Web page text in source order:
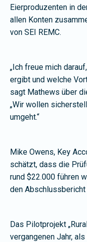
Eierproduzenten in
allen Konten
von SEI REMC.
„Ich freue mich
ergibt und welche
sagt Mathews über
„Wir wollen
umgeht.“
Mike Owens, Key
schätzt, dass die
rund $22.000 führen
den
Das Pilotprojekt
vergangenen Jahr,